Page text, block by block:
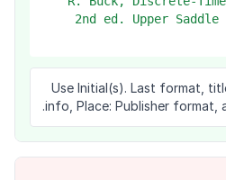
2nd ed. Upper
Use Initial(s). Last format,
info, Place: Publisher format,